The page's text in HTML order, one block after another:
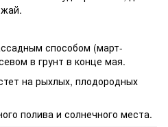
способом (март-
в грунт в конце мая.
на рыхлых, плодородных
полива и солнечного места.